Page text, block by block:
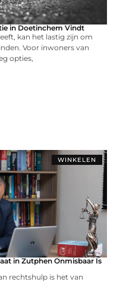
in Doetinchem Vindt
kan het lastig zijn om
Voor inwoners van
opties,
WINKELEN
in Zutphen Onmisbaar Is
rechtshulp is het van